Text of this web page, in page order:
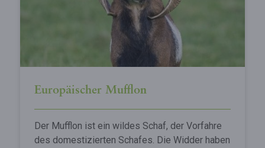
Europäischer Mufflon
Der Mufflon ist ein wildes Schaf, der Vorfahre
des domestizierten Schafes. Die Widder haben